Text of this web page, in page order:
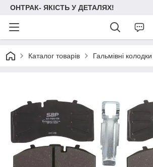
ОНТРАК- ЯКІСТЬ У ДЕТАЛЯХ!
Каталог товарів Гальмівні